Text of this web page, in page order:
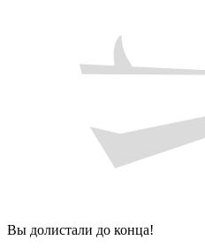
Вы долистали до конца!